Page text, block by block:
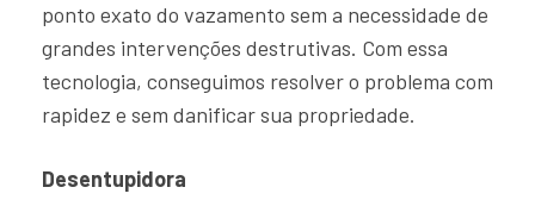
ponto exato do vazamento sem a necessidade de
grandes intervenções destrutivas. Com essa
tecnologia, conseguimos resolver o problema com
rapidez e sem danificar sua propriedade.
Desentupidora